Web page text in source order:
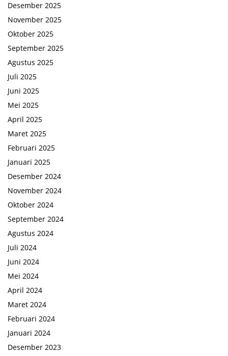
Desember 2025
November 2025
Oktober 2025
September 2025
Agustus 2025
Juli 2025
Juni 2025
Mei 2025
April 2025
Maret 2025
Februari 2025
Januari 2025
Desember 2024
November 2024
Oktober 2024
September 2024
Agustus 2024
Juli 2024
Juni 2024
Mei 2024
April 2024
Maret 2024
Februari 2024
Januari 2024
Desember 2023